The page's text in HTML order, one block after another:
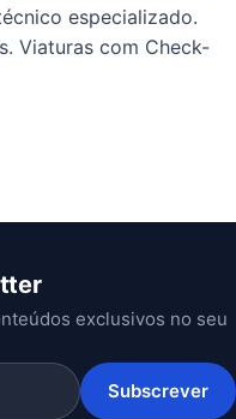
especializado.
Viaturas com Check-
exclusivos no seu
Subscrever